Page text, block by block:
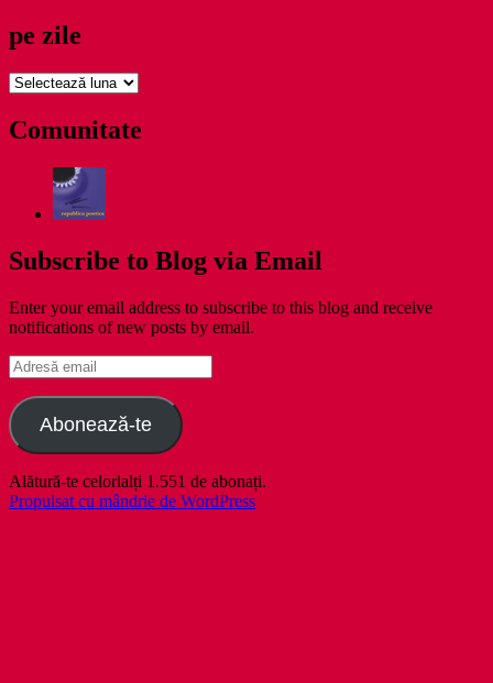
pe zile
pe
Comunitate
Subscribe to Blog via Email
Enter your email address to subscribe to this blog and receive
notifications of new posts by email.
Adresă
email
Abonează-te
Alătură-te celorlalți 1.551 de abonați.
Propulsat cu mândrie de WordPress